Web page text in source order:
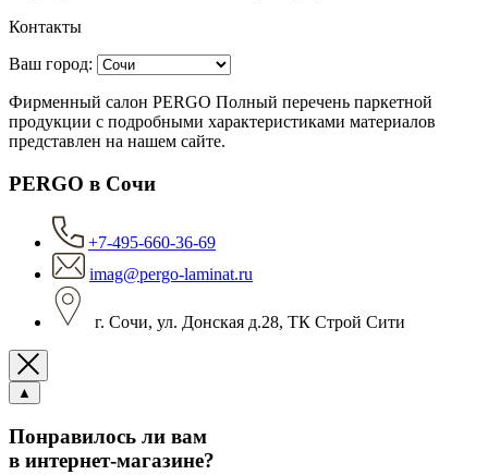
Контакты
Ваш город:
Фирменный салон PERGO Полный перечень паркетной
продукции с подробными характеристиками материалов
представлен на нашем сайте.
PERGO в Сочи
+7-495-660-36-69
imag@pergo-laminat.ru
г. Сочи, ул. Донская д.28, ТК Строй Сити
▲
Понравилось ли вам
в интернет-магазине?